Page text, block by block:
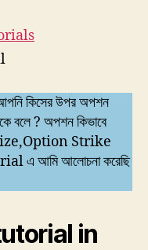
কিসের উপর অপশন
বলে ? অপশন কিভাবে
Size,Option Strike
এ আমি আলোচনা করেছি
in